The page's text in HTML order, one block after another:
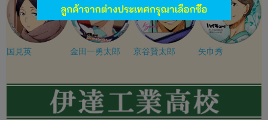
国見英 金田一勇太郎 京谷賢太郎 矢巾秀